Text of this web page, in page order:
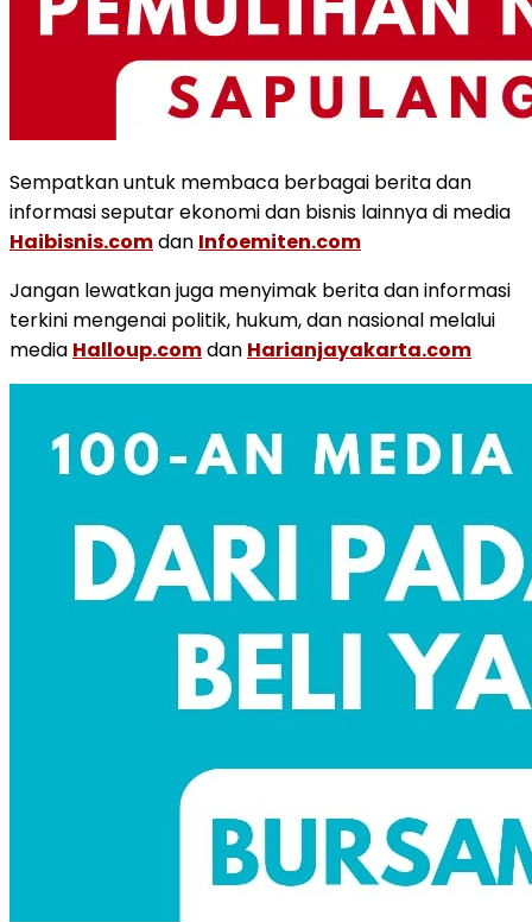
Sempatkan untuk membaca berbagai berita dan
informasi seputar ekonomi dan bisnis lainnya di media
Haibisnis.comdan Infoemiten.com
Jangan lewatkan juga menyimak berita dan informasi
terkini mengenai politik, hukum, dan nasional melalui
media Halloup.comdan Harianjayakarta.com